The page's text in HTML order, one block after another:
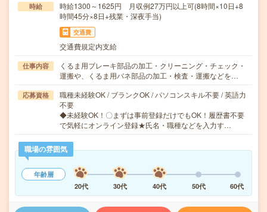
時給
時給1300～1625円 月収例27万円以上可(8時間×10日+8
時間45分×8日+残業・深夜手当)
交通費
交通費規定内支給
仕事内容
くるま用ブレーキ部品の加工・クリーニング・チェック・
運搬や、くるま用バネ部品の加工・検査・運搬などを…
応募資格
職種未経験OK / ブランクOK / パソコンスキル不要 / 英語力
不要
◆未経験OK！〇まずは事前登録だけでもOK！履歴書不要
で気軽にオンライン登録★氏名・職種などを入力す…
職場の雰囲気
年齢層
20代
30代 40代 50代 60代